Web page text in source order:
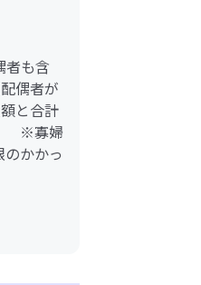
者も含
偶者が
と合計
※寡婦
かかっ